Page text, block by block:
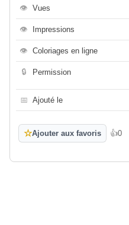
👁 Vues
👁 Impressions
👁 Coloriages en ligne
🔒 Permission
📅 Ajouté le
☆Ajouter aux favoris 👍0
J'aime